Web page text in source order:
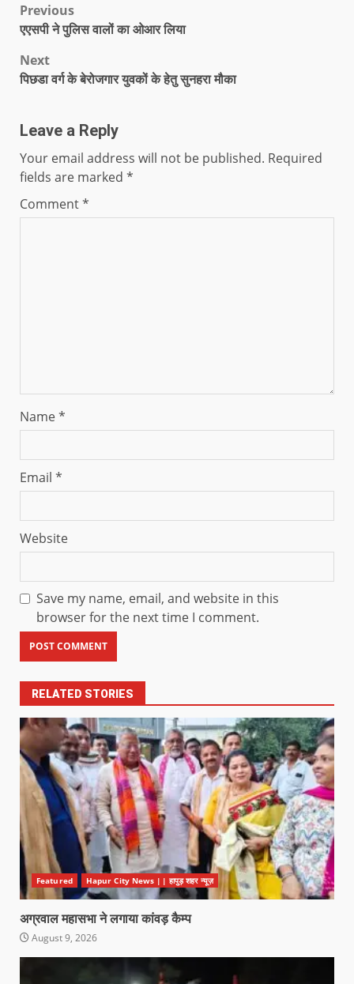
Previous
एएसपी ने पुलिस वालों का ओआर लिया
Next
पिछडा वर्ग के बेरोजगार युवकों के हेतु सुनहरा मौका
Leave a Reply
Your email address will not be published. Required
fields are marked *
Comment*
Name*
Email *
Website
Save my name, email, and website in this
browser for the next time I comment.
RELATED STORIES
Featured Hapur City News || हापुड़ शहर न्यूज़
अग्रवाल महासभा ने लगाया कांवड़ कैम्प
August 9, 2026